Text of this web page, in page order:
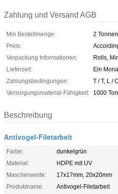
Zahlung und Versand AGB
Min Bestellmenge:
2 Tonnen
Preis:
Verpackung Informationen:
Rolls,
Lieferzeit:
Ein
Zahlungsbedingungen:
T / T, L / C
Versorgungsmaterial-Fähigkeit:
1000
Beschreibung
Antivogel-Filetarbeit
Farbe:
dunkelgrün
Material:
HDPE mit UV
Maschenweite:
17x17mm, 20x20mm
Produktname:
Antivogel-Filetarbeit